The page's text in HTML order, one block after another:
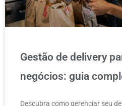
Gestão de delivery
negócios: guia
Descubra como gerenciar seu